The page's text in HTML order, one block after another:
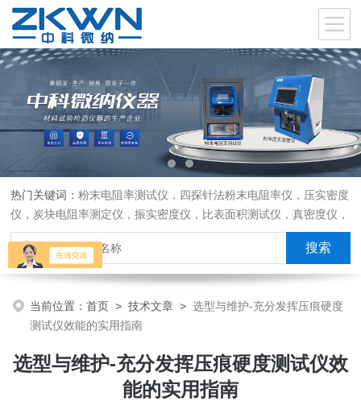
热门关键词：粉末电阻率测试仪，四探针法粉末电阻率仪，压实密度
仪，炭块电阻率测定仪，振实密度仪，比表面积测试仪，真密度仪，
炭块热膨胀仪，炭块透气率仪，炭块二氧化碳反应测定仪
当前位置：首页 >技术文章 >选型与维护-充分发挥压痕硬度
测试仪效能的实用指南
选型与维护-充分发挥压痕硬度测试仪效
能的实用指南